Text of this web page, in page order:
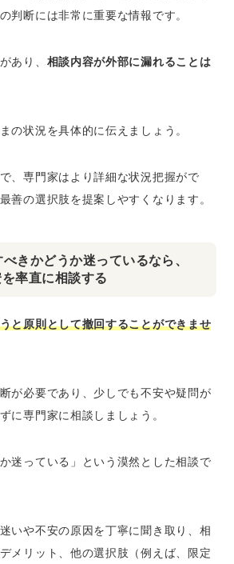
判断には非常に重要な情報です。
あり、 相談内容が外部に漏れることは
の状況を具体的に伝えましょう。
、専門家はより詳細な状況把握がで
善の選択肢を提案しやすくなります。
きかどうか迷っているなら、
率直に相談する
と原則として撤回することができませ
が必要であり、少しでも不安や疑問が
に専門家に相談しましょう。
迷っている」という漠然とした相談で
いや不安の原因を丁寧に聞き取り、相
メリット、他の選択肢（例えば、限定